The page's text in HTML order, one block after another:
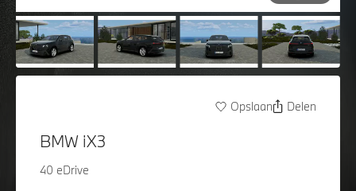
Opslaan Delen
BMW iX3
40 eDrive